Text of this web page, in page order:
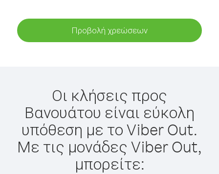
Προβολή χρεώσεων
Οι κλήσεις προς
Βανουάτου είναι εύκολη
υπόθεση με το Viber Out.
Με τις μονάδες Viber Out,
μπορείτε: